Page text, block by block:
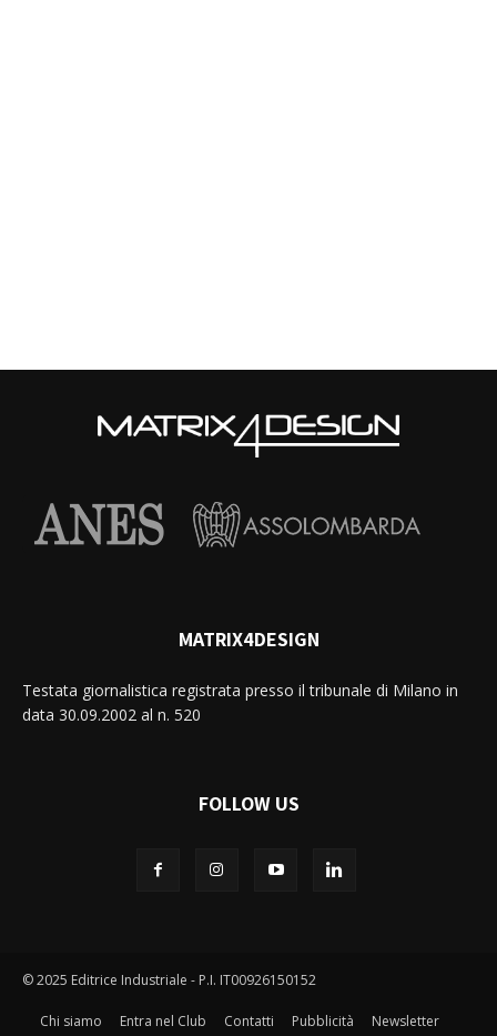
MATRIX4DESIGN
Testata giornalistica registrata presso il tribunale di Milano in
data 30.09.2002 al n. 520
FOLLOW US
© 2025 Editrice Industriale - P.I. IT00926150152
Chi siamo Entra nel Club Contatti Pubblicità
Newsletter